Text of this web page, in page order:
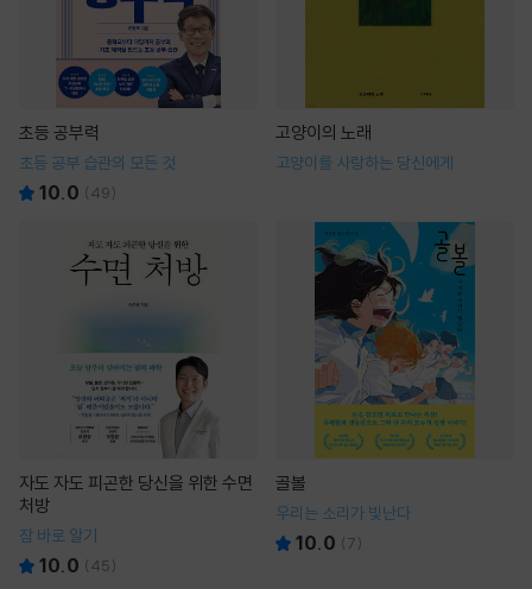
초등 공부력
초등 공부 습관의 모든 것
10.0 (49)
고양이의 노래
고양이를 사랑하는 당신에게
자도 자도 피곤한 당신을 위한 수면
처방
잠 바로 알기
10.0 (45)
골볼
우리는 소리가 빛난다
10.0 (7)